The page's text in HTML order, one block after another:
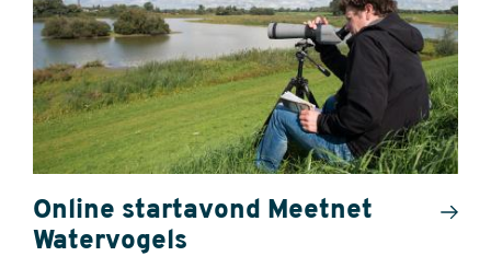
Online startavond Meetnet
Watervogels